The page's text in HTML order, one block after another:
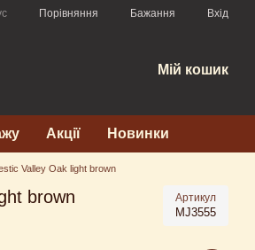
Порівняння Бажання Вхід
Мій кошик
Акції Новинки
Valley Oak light brown
brown Артикул
MJ3555